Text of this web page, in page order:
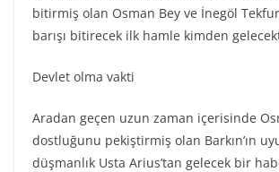
bitirmiş olan Osman Bey ve İnegöl
barışı bitirecek ilk hamle kimden
Devlet olma vakti
Aradan geçen uzun zaman içerisinde
dostluğunu pekiştirmiş olan Barkın’ın
düşmanlık Usta Arius’tan gelecek bir